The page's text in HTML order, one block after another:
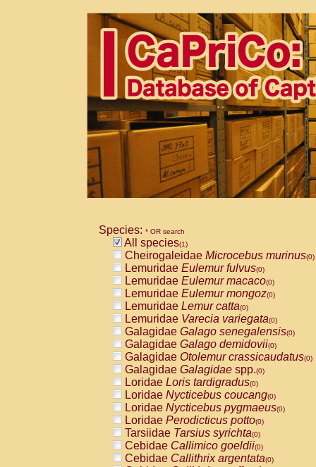
Species: * OR search
All species(1)
Cheirogaleidae Microcebus murinus(0)
Lemuridae Eulemur fulvus(0)
Lemuridae Eulemur macaco(0)
Lemuridae Eulemur mongoz(0)
Lemuridae Lemur catta(0)
Lemuridae Varecia variegata(0)
Galagidae Galago senegalensis(0)
Galagidae Galago demidovii(0)
Galagidae Otolemur crassicaudatus(0)
Galagidae Galagidae spp.(0)
Loridae Loris tardigradus(0)
Loridae Nycticebus coucang(0)
Loridae Nycticebus pygmaeus(0)
Loridae Perodicticus potto(0)
Tarsiidae Tarsius syrichta(0)
Cebidae Callimico goeldii(0)
Cebidae Callithrix argentata(0)